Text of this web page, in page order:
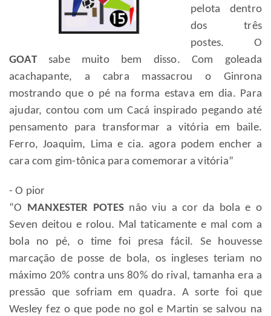
pelota dentro
dos três
postes. O
GOATsabe muito bem disso. Com goleada
acachapante, a cabra massacrou o Ginrona
mostrando que o pé na forma estava em dia. Para
ajudar, contou com um Cacá inspirado pegando até
pensamento para transformar a vitória em baile.
Ferro, Joaquim, Lima e cia. agora podem encher a
cara com gim-tônica para comemorar a vitória”
- O pior
“O MANXESTER POTES não viu a cor da bola e o
Seven deitou e rolou. Mal taticamente e mal com a
bola no pé, o time foi presa fácil. Se houvesse
marcação de posse de bola, os ingleses teriam no
máximo 20% contra uns 80% do rival, tamanha era a
pressão que sofriam em quadra. A sorte foi que
Wesley fez o que pode no gol e Martin se salvou na